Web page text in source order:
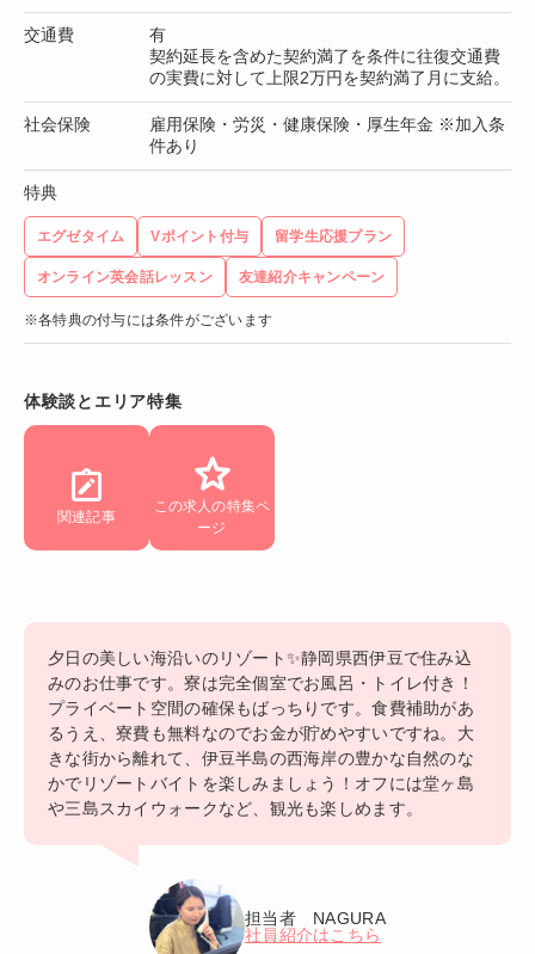
交通費
有
契約延長を含めた契約満了を条件に往復交通費
の実費に対して上限2万円を契約満了月に支給。
社会保険
雇用保険・労災・健康保険・厚生年金 ※加入条
件あり
特典
エグゼタイム Vポイント付与 留学生応援プラン
オンライン英会話レッスン 友達紹介キャンペーン
※各特典の付与には条件がございます
体験談とエリア特集
関連記事
この求人の特集ペ
ージ
夕日の美しい海沿いのリゾート✨静岡県西伊豆で住み込
みのお仕事です。寮は完全個室でお風呂・トイレ付き！
プライベート空間の確保もばっちりです。食費補助があ
るうえ、寮費も無料なのでお金が貯めやすいですね。大
きな街から離れて、伊豆半島の西海岸の豊かな自然のな
かでリゾートバイトを楽しみましょう！オフには堂ヶ島
や三島スカイウォークなど、観光も楽しめます。
担当者 NAGURA
社員紹介はこちら